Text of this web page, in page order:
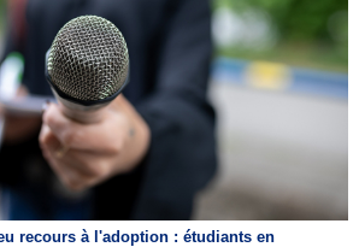
recours à l'adoption : étudiants en